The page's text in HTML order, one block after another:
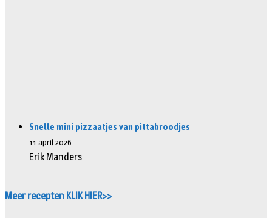
Snelle mini pizzaatjes van pittabroodjes
11 april 2026
Erik Manders
Meer recepten KLIK HIER>>